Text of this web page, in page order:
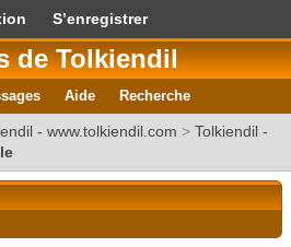
S’enregistrer
de Tolkiendil
Aide Recherche
- www.tolkiendil.com > Tolkiendil -